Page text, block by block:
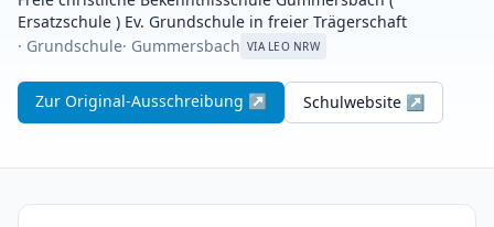
Ersatzschule ) Ev. Grundschule in freier Trägerschaft
· Grundschule· Gummersbach VIA LEO NRW
Zur Original-Ausschreibung ↗ Schulwebsite ↗